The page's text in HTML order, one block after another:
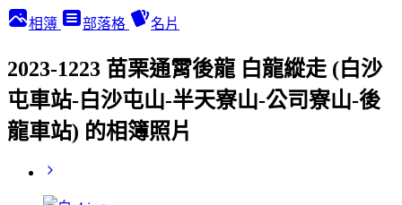
相簿 部落格 名片
2023-1223 苗栗通霄後龍 白龍縱走 (白沙
屯車站-白沙屯山-半天寮山-公司寮山-後
龍車站) 的相簿照片